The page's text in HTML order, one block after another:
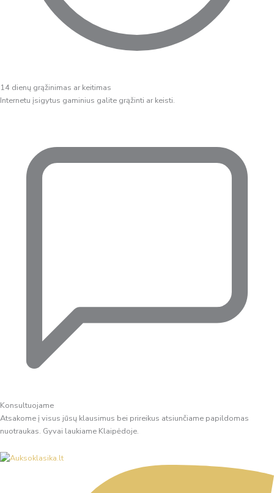
14 dienų grąžinimas ar keitimas
Internetu įsigytus gaminius galite grąžinti ar keisti.
Konsultuojame
Atsakome į visus jūsų klausimus bei prireikus atsiunčiame papildomas
nuotraukas. Gyvai laukiame Klaipėdoje.